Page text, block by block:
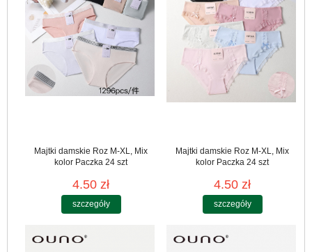
Majtki damskie Roz M-XL, Mix
kolor Paczka 24 szt
4.50 zł
szczegóły
Majtki damskie Roz M-XL, Mix
kolor Paczka 24 szt
4.50 zł
szczegóły